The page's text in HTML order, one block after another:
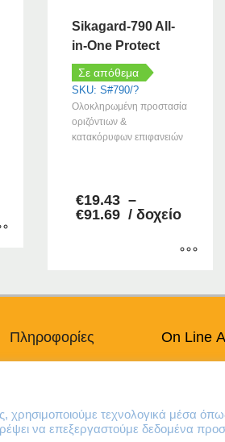
Sikagard-790 All-
in-One Protect
Σε απόθεμα
SKU: S#790/?
Ολοκληρωμένη προστασία
οριζόντιων &
κατακόρυφων επιφανειών
€19.43 –
€91.69 Price
/ δοχείο
το
έχει
πολλαπλές
μπορούν
Πληροφορίες On Line
χρησιμοποιούμε τεχνολογικά
να επεξεργαστούμε δεδομένα